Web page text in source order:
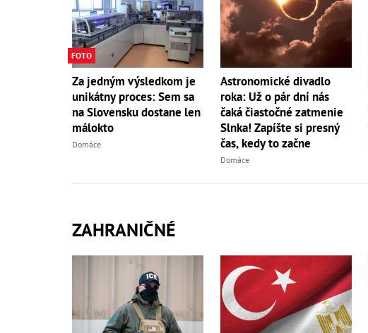
FOTO
Za jedným výsledkom je
unikátny proces: Sem sa
na Slovensku dostane len
málokto
Domáce
Astronomické divadlo
roka: Už o pár dní nás
čaká čiastočné zatmenie
Slnka! Zapíšte si presný
čas, kedy to začne
Domáce
ZAHRANIČNÉ